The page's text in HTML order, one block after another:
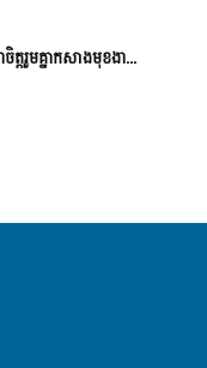
ត្តរួមគ្នាកសាងមុខងា...